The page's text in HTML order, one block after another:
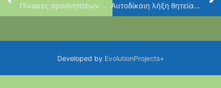
Πίνακες προσληπτέων & απορριπτέων της υπ’ αριθμ. 11689/19.6.2026 ανακοίνωσης πρόσληψης προσωπικού [Υπηρεσίες Πρασίνου] Αυτοδίκαιη λήξη θητείας των Εντεταλμένων Δημοτικών Συμβούλων του Δήμου Φιλοθέης- Ψυχικού
Developed by EvolutionProjects+